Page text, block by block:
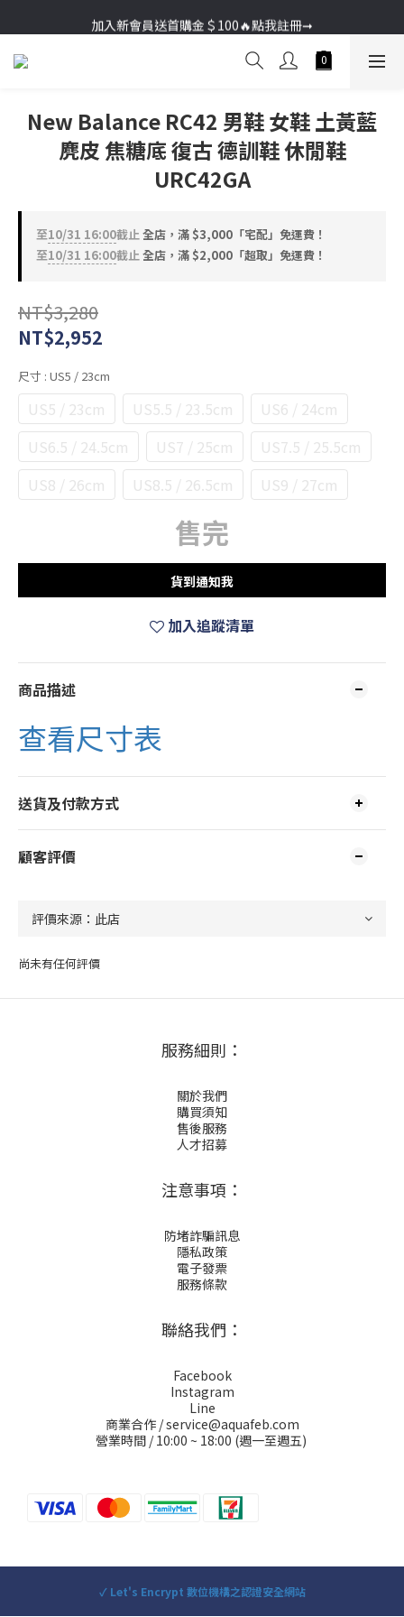
加入新會員送首購金＄100🔥點我註冊➞
加入新會員送首購金＄100🔥點我註冊➞
New Balance RC42 男鞋 女鞋 土黃藍
麂皮 焦糖底 復古 德訓鞋 休閒鞋
URC42GA
至10/31 16:00截止全店，滿 $3,000「宅配」免運費！
至10/31 16:00截止全店，滿 $2,000「超取」免運費！
NT$3,280
NT$2,952
尺寸 : US5 / 23cm
US5 / 23cm US5.5 / 23.5cm
US6 / 24cm
US6.5 / 24.5cm
US7 / 25cm
US7.5 / 25.5cm
US8 / 26cm
US8.5 / 26.5cm US9 / 27cm
售完
貨到通知我
加入追蹤清單
商品描述
查看尺寸表
送貨及付款方式
顧客評價
尚未有任何評價
服務細則：
關於我們
購買須知
售後服務
人才招募
注意事項：
防堵詐騙訊息
隱私政策
電子發票
服務條款
聯絡我們：
Facebook
Instagram
Line
商業合作 / service@aquafeb.com
營業時間 / 10:00 ~ 18:00 (週一至週五)
✓ Let's Encrypt 數位機構之認證安全網站